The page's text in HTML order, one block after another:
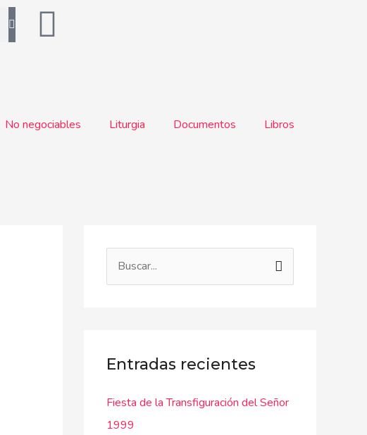
No negociables Liturgia Documentos Libros
a
p
o
Entradas recientes
Fiesta de la Transfiguración del Señor
1999